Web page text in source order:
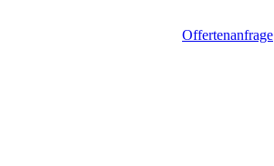
Offertenanfrage